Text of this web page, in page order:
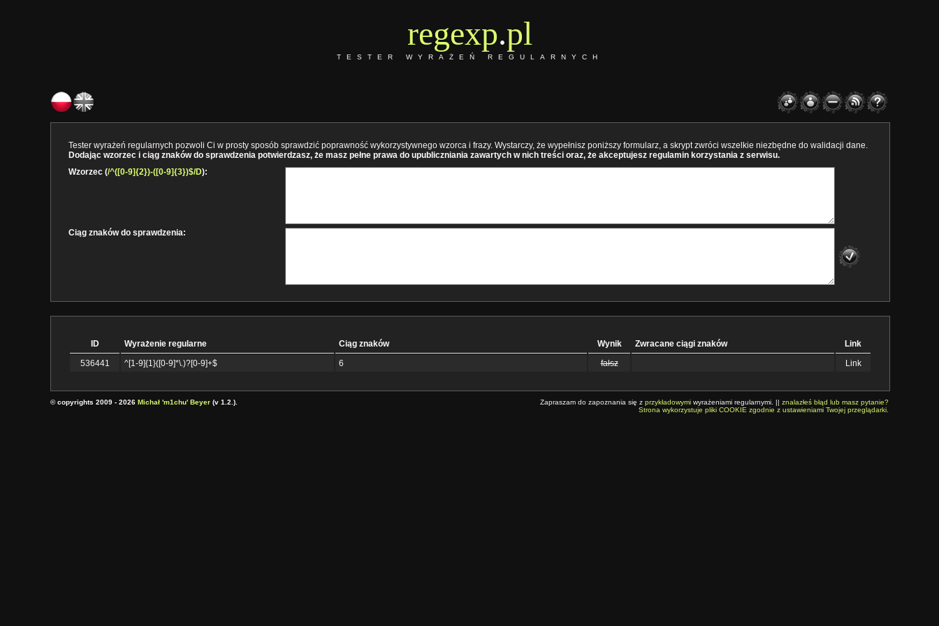
regexp.pl
TESTER WYRAŻEŃ REGULARNYCH
Tester wyrażeń regularnych pozwoli Ci w prosty sposób sprawdzić poprawność wykorzystywnego wzorca i frazy. Wystarczy, że wypełnisz poniższy formularz, a skrypt zwróci wszelkie niezbędne do walidacji dane.
Dodając wzorzec i ciąg znaków do sprawdzenia potwierdzasz, że masz pełne prawa do upubliczniania zawartych w nich treści oraz, że akceptujesz regulamin korzystania z serwisu.
Wzorzec (/^([0-9]{2})-([0-9]{3})$/D):
Ciąg znaków do sprawdzenia:
ID Wyrażenie regularne Ciąg znaków Wynik Zwracane ciągi znaków
Link
536441
^[1-9]{1}([0-9]*\.)?[0-9]+$ 6 fałsz Link
© copyrights 2009 - 2026 Michał 'm1chu' Beyer (v 1.2.). Zapraszam do zapoznania się z przykładowymi wyrażeniami regularnymi. || znalazłeś błąd lub masz pytanie?
Strona wykorzystuje pliki COOKIE zgodnie z ustawieniami Twojej przeglądarki.